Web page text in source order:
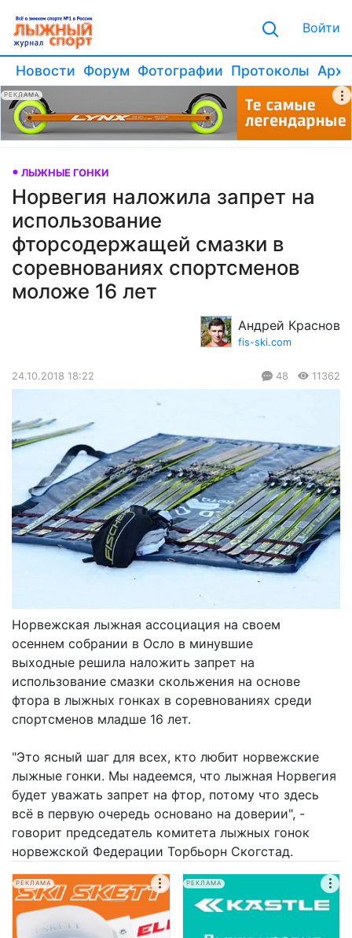
Войти
Новости Форум Фотографии Протоколы
РЕКЛАМА
ЛЫЖНЫЕ ГОНКИ
Норвегия наложила запрет на
использование
фторсодержащей смазки в
соревнованиях спортсменов
моложе 16 лет
Андрей Краснов
fis-ski.com
24.10.2018 18:22 48 11362
Норвежская лыжная ассоциация на своем
осеннем собрании в Осло в минувшие
выходные решила наложить запрет на
использование смазки скольжения на основе
фтора в лыжных гонках в соревнованиях среди
спортсменов младше 16 лет.
"Это ясный шаг для всех, кто любит норвежские
лыжные гонки. Мы надеемся, что лыжная Норвегия
будет уважать запрет на фтор, потому что здесь
всё в первую очередь основано на доверии", -
говорит председатель комитета лыжных гонок
норвежской Федерации Торбьорн Скогстад.
РЕКЛАМА РЕКЛАМА